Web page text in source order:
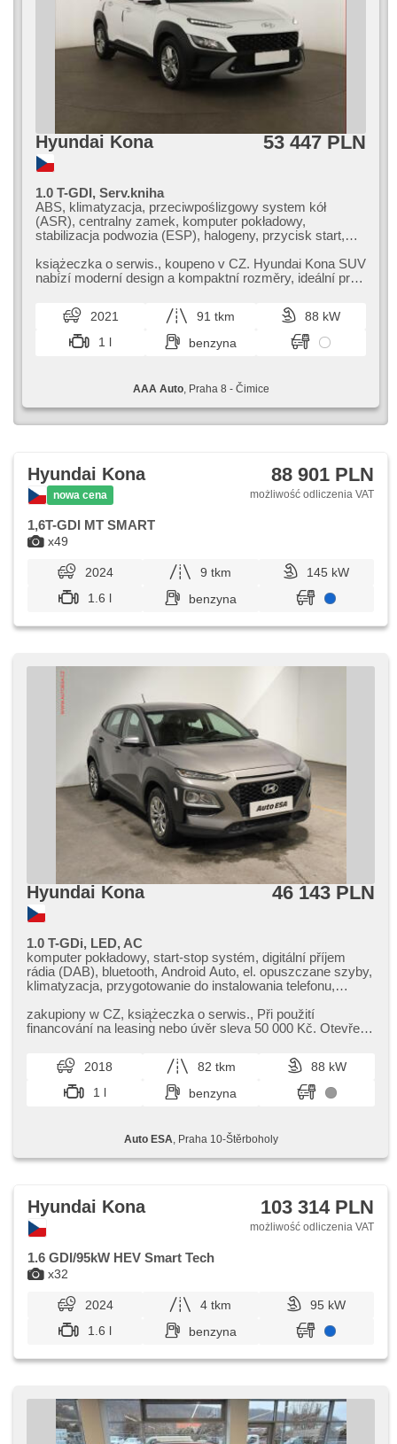
Hyundai Kona 53 447 PLN
1.0 T-GDI, Serv.kniha
ABS, klimatyzacja, przeciwpoślizgowy system kół
(ASR), centralny zamek, komputer pokładowy,
stabilizacja podwozia (ESP), halogeny, przycisk start,
asystent pasa ruchu, asystent parkowania,
wspomaganie układu kierowniczego, el. opuszczane
skrzynia biegów
książeczka o serwis.,​ koupeno v CZ. Hyundai Kona SUV
nabízí moderní design a kompaktní rozměry,​ ideální pro
2021 91 tkm
88 kW
1 l
benzyna
AAA Auto, Praha 8 - Čimice
x49
Hyundai Kona
nowa cena
88 901 PLN
możliwość odliczenia VAT
1,6T-GDI MT SMART
2024 9 tkm
145 kW
1.6 l
benzyna
Hyundai Kona 46 143 PLN
1.0 T-GDi, LED, AC
komputer pokładowy, start-stop systém, digitální příjem
rádia (DAB), bluetooth, Android Auto, el. opuszczane szyby,
klimatyzacja, przygotowanie do instalowania telefonu,
wielofunkcyjna, USB, przyciemniane szyby, manualna
skrzynia biegów, el. lusterka, podgrzewane lusterka,
zdalne, stabilizacja podwozia (ESP), halogeny, reflektory
LED, światła do jazdy dziennej, ABS, isofix, wyłączenie
poduszki pasażera, immobilizer, 6x poduszka powietrzna
zakupiony w CZ,​ książeczka o serwis.,​ Při použití
financování na leasing nebo úvěr sleva 50 000 Kč. Otevřeno
2018 82 tkm
88 kW
1 l
benzyna
Auto ESA , Praha 10-Štěrboholy
x32
Hyundai Kona 103 314 PLN
możliwość odliczenia VAT
1.6 GDI/95kW HEV Smart Tech
2024 4 tkm
95 kW
1.6 l
benzyna